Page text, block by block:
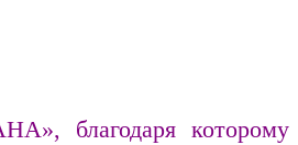
благодаря которому